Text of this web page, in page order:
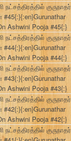
குருநாதர்
#45{:}{:en}Gurunathar
Ashwini Pooja #45{:}
குருநாதர்
#44{:}{:en}Gurunathar
Ashwini Pooja #44{:}
குருநாதர்
#43{:}{:en}Gurunathar
Ashwini Pooja #43{:}
குருநாதர்
#42{:}{:en}Gurunathar
Ashwini Pooja #42{:}
குருநாதர்